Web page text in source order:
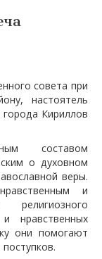
совета при
настоятель
Кириллов
составом
о духовном
веры.
и
религиозного
нравственных
они помогают